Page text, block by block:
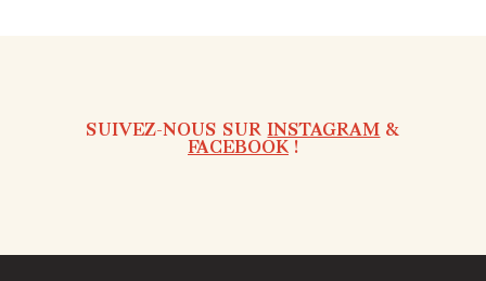
SUIVEZ-NOUS SURINSTAGRAM &
FACEBOOK!